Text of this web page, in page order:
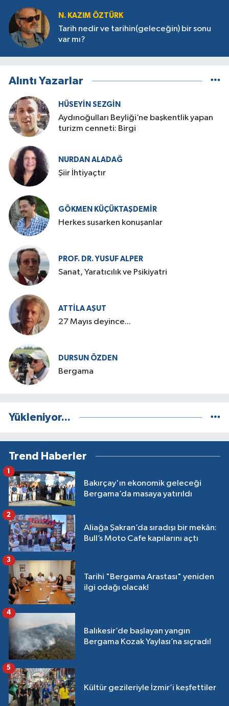
N. KAZIM ÖZTÜRK
Tarih nedir ve tarihin(geleceğin) bir sonu
var mı?
Alıntı Yazarlar
HÜSEYIN SEZGIN
Aydınoğulları Beyliği’ne başkentlik yapan
turizm cenneti: Birgi
NURDAN ALADAĞ
Şiir İhtiyaçtır
GÖKMEN KÜÇÜKTAŞDEMIR
Herkes susarken konuşanlar
PROF. DR. YUSUF ALPER
Sanat, Yaratıcılık ve Psikiyatri
ATTILA AŞUT
27 Mayıs deyince...
DURSUN ÖZDEN
Bergama
Yükleniyor...
Trend Haberler
Bakırçay'ın ekonomik geleceği
Bergama’da masaya yatırıldı
1
Aliağa Şakran’da sıradışı bir mekân:
Bull’s Moto Cafe kapılarını açtı
2
Tarihi "Bergama Arastası" yeniden
ilgi odağı olacak!
3
Balıkesir’de başlayan yangın
Bergama Kozak Yaylası’na sıçradı!
4
Kültür gezileriyle İzmir’i keşfettiler
5